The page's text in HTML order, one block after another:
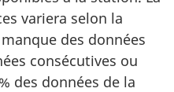
variera selon la
des données
consécutives ou
des données de la